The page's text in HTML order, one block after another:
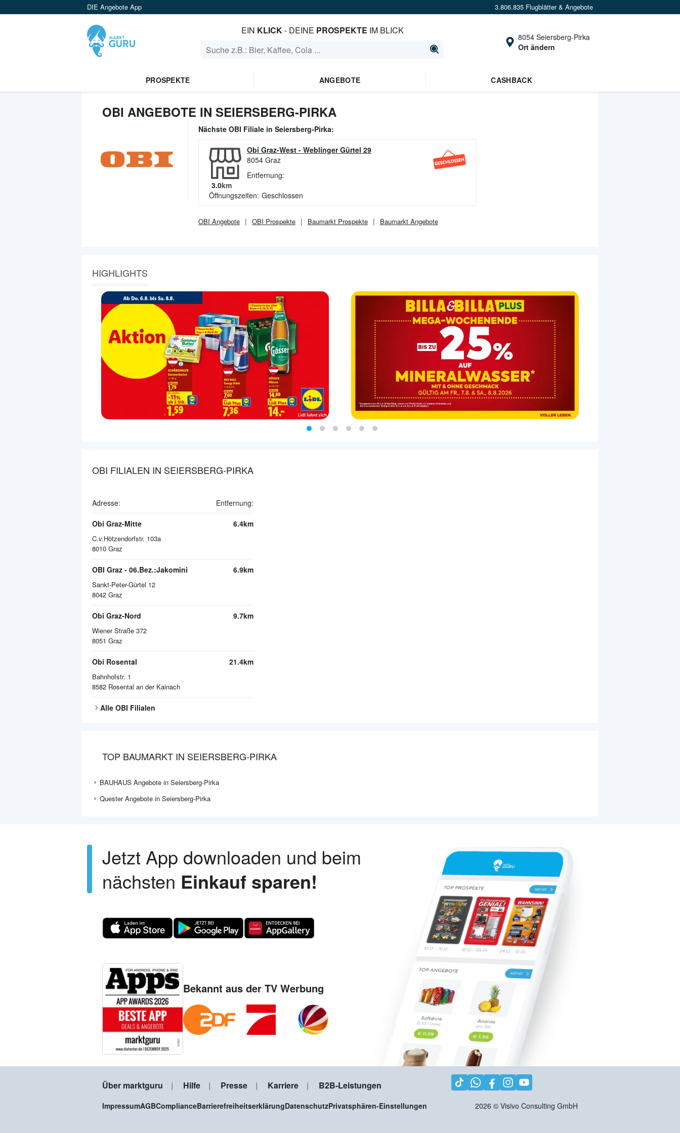
DIE Angebote App 3.806.835 Flugblätter & Angebote
EIN KLICK- DEINE PROSPEKTE IM BLICK
8054 Seiersberg-Pirka
Ort ändern
PROSPEKTE ANGEBOTE CASHBACK
OBI ANGEBOTE IN SEIERSBERG-PIRKA
Nächste OBI Filiale in Seiersberg-Pirka:
Obi Graz-West - Weblinger Gürtel 29
8054 Graz
Entfernung:
3.0km
Öffnungszeiten: Geschlossen
OBI Angebote OBI Prospekte Baumarkt Prospekte Baumarkt Angebote
HIGHLIGHTS
OBI FILIALEN IN SEIERSBERG-PIRKA
Adresse: Entfernung:
Obi Graz-Mitte
C.v.Hötzendorfstr. 103a
8010 Graz
6.4km
OBI Graz - 06.Bez.:Jakomini
Sankt-Peter-Gürtel 12
8042 Graz
6.9km
Obi Graz-Nord
Wiener Straße 372
8051 Graz
9.7km
Obi Rosental
Bahnhofstr. 1
8582 Rosental an der Kainach
21.4km
Alle OBI Filialen
TOP BAUMARKT IN SEIERSBERG-PIRKA
BAUHAUS Angebote in Seiersberg-Pirka
Quester Angebote in Seiersberg-Pirka
Jetzt App downloaden und beim
nächsten Einkauf sparen!
Bekannt aus der TV Werbung
Über marktguru Hilfe Presse Karriere B2B-Leistungen
ImpressumAGBComplianceBarrierefreiheitserklärungDatenschutzPrivatsphären-Einstellungen 2026 © Visivo Consulting GmbH